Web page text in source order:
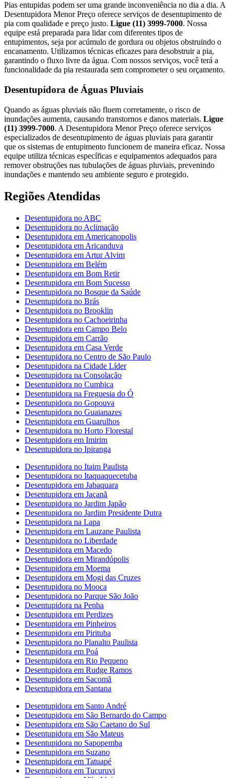
Pias entupidas podem ser uma grande inconveniência no dia a dia. A
Desentupidora Menor Preço oferece serviços de desentupimento de
pia com qualidade e preço justo. Ligue (11) 3999-7000. Nossa
equipe está preparada para lidar com diferentes tipos de
entupimentos, seja por acúmulo de gordura ou objetos obstruindo o
encanamento. Utilizamos técnicas eficazes para desobstruir a pia,
garantindo o fluxo livre da água. Com nossos serviços, você terá a
funcionalidade da pia restaurada sem comprometer o seu orçamento.
Desentupidora de Águas Pluviais
Quando as águas pluviais não fluem corretamente, o risco de
inundações aumenta, causando transtornos e danos materiais. Ligue
(11) 3999-7000. A Desentupidora Menor Preço oferece serviços
especializados de desentupimento de águas pluviais para garantir
que os sistemas de entupimento funcionem de maneira eficaz. Nossa
equipe utiliza técnicas específicas e equipamentos adequados para
remover obstruções nas tubulações de águas pluviais, prevenindo
inundações e mantendo seu ambiente seguro e protegido.
Regiões Atendidas
Desentupidora no ABC
Desentupidora no Aclimação
Desentupidora em Americanopolis
Desentupidora em Aricanduva
Desentupidora em Artur Alvim
Desentupidora em Belém
Desentupidora em Bom Retir
Desentupidora em Bom Sucesso
Desentupidora no Bosque da Saúde
Desentupidora no Brás
Desentupidora no Brooklin
Desentupidora no Cachoeirinha
Desentupidora em Campo Belo
Desentupidora em Carrão
Desentupidora em Casa Verde
Desentupidora no Centro de São Paulo
Desentupidora na Cidade Líder
Desentupidora na Consolação
Desentupidora no Cumbica
Desentupidora na Freguesia do Ó
Desentupidora no Gopouva
Desentupidora no Guaianazes
Desentupidora em Guarulhos
Desentupidora no Horto Florestal
Desentupidora em Imirim
Desentupidora no Ipiranga
Desentupidora no Itaim Paulista
Desentupidora no Itaquaquecetuba
Desentupidora em Jabaquara
Desentupidora em Jaçanã
Desentupidora no Jardim Japão
Desentupidora no Jardim Presidente Dutra
Desentupidora na Lapa
Desentupidora em Lauzane Paulista
Desentupidora no Liberdade
Desentupidora em Macedo
Desentupidora em Mirandópolis
Desentupidora em Moema
Desentupidora em Mogi das Cruzes
Desentupidora no Mooca
Desentupidora no Parque São João
Desentupidora na Penha
Desentupidora em Perdizes
Desentupidora em Pinheiros
Desentupidora em Pirituba
Desentupidora no Planalto Paulista
Desentupidora em Poá
Desentupidora em Rio Pequeno
Desentupidora em Rudge Ramos
Desentupidora em Sacomã
Desentupidora em Santana
Desentupidora em Santo André
Desentupidora em São Bernardo do Campo
Desentupidora em São Caetano do Sul
Desentupidora em São Mateus
Desentupidora no Sapopemba
Desentupidora em Suzano
Desentupidora em Tatuapé
Desentupidora em Tucuruvi